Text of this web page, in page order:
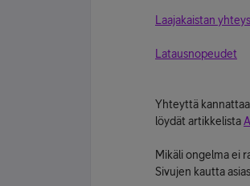
Laajakaistan
Latausnopeudet
Yhteyttä
löydät artikkelista
Mikäli ongelma ei
Sivujen kautta